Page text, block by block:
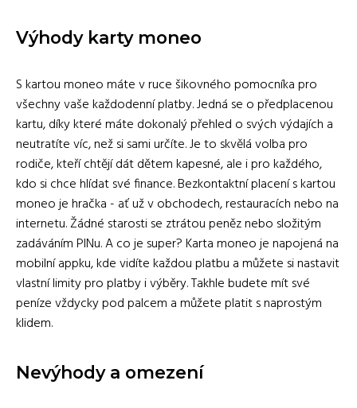
Výhody karty moneo
S kartou moneo máte v ruce šikovného pomocníka pro
všechny vaše každodenní platby. Jedná se o předplacenou
kartu, díky které máte dokonalý přehled o svých výdajích a
neutratíte víc, než si sami určíte. Je to skvělá volba pro
rodiče, kteří chtějí dát dětem kapesné, ale i pro každého,
kdo si chce hlídat své finance. Bezkontaktní placení s kartou
moneo je hračka - ať už v obchodech, restauracích nebo na
internetu. Žádné starosti se ztrátou peněz nebo složitým
zadáváním PINu. A co je super? Karta moneo je napojená na
mobilní appku, kde vidíte každou platbu a můžete si nastavit
vlastní limity pro platby i výběry. Takhle budete mít své
peníze vždycky pod palcem a můžete platit s naprostým
klidem.
Nevýhody a omezení